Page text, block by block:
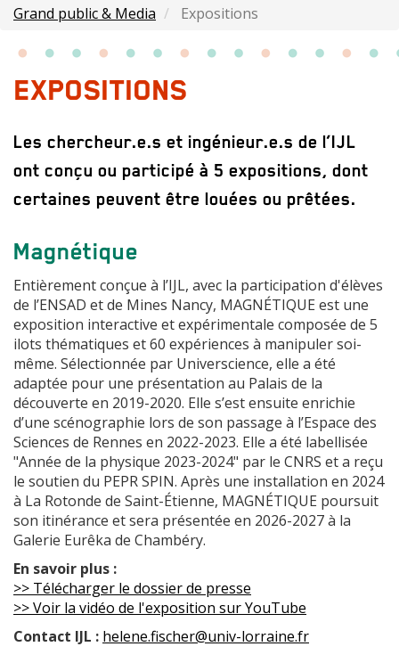
Grand public & Media Expositions
EXPOSITIONS
Sous
titre
Les chercheur.e.s et ingénieur.e.s de l’IJL
ont conçu ou participé à 5 expositions, dont
certaines peuvent être louées ou prêtées.
Magnétique
Entièrement conçue à l’IJL, avec la participation d'élèves
de l’ENSAD et de Mines Nancy, MAGNÉTIQUE est une
exposition interactive et expérimentale composée de 5
ilots thématiques et 60 expériences à manipuler soi-
même. Sélectionnée par Universcience, elle a été
adaptée pour une présentation au Palais de la
découverte en 2019-2020. Elle s’est ensuite enrichie
d’une scénographie lors de son passage à l’Espace des
Sciences de Rennes en 2022-2023. Elle a été labellisée
"Année de la physique 2023-2024" par le CNRS et a reçu
le soutien du PEPR SPIN. Après une installation en 2024
à La Rotonde de Saint-Étienne, MAGNÉTIQUE poursuit
son itinérance et sera présentée en 2026-2027 à la
Galerie Eurêka de Chambéry.
En savoir plus :
>> Télécharger le dossier de presse
>> Voir la vidéo de l'exposition sur YouTube
Contact IJL : helene.fischer@univ-lorraine.fr